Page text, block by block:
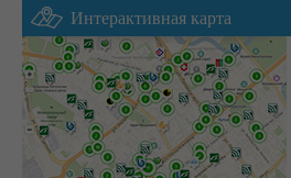
Интерактивная карта